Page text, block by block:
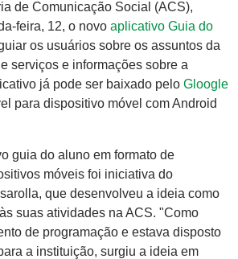
de Comunicação Social (ACS),
feira, 12, o novo aplicativo Guia do
os usuários sobre os assuntos da
serviços e informações sobre a
já pode ser baixado pelo Gloogle
para dispositivo móvel com Android
guia do aluno em formato de
móveis foi iniciativa do
que desenvolveu a ideia como
suas atividades na ACS. "Como
de programação e estava disposto
a instituição, surgiu a ideia em